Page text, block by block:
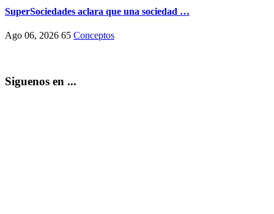
SuperSociedades aclara que una sociedad …
Ago 06, 2026 65 Conceptos
Siguenos en ...